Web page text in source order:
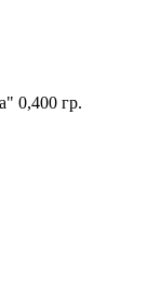
0,400 гр.